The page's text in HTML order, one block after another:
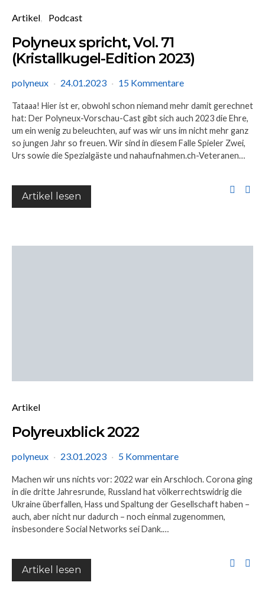
Artikel Podcast
Polyneux spricht, Vol. 71
(Kristallkugel-Edition 2023)
polyneux 24.01.2023 15 Kommentare
Tataaa! Hier ist er, obwohl schon niemand mehr damit gerechnet
hat: Der Polyneux-Vorschau-Cast gibt sich auch 2023 die Ehre,
um ein wenig zu beleuchten, auf was wir uns im nicht mehr ganz
so jungen Jahr so freuen. Wir sind in diesem Falle Spieler Zwei,
Urs sowie die Spezialgäste und nahaufnahmen.ch-Veteranen…
Artikel lesen
Artikel
Polyreuxblick 2022
polyneux 23.01.2023 5 Kommentare
Machen wir uns nichts vor: 2022 war ein Arschloch. Corona ging
in die dritte Jahresrunde, Russland hat völkerrechtswidrig die
Ukraine überfallen, Hass und Spaltung der Gesellschaft haben –
auch, aber nicht nur dadurch – noch einmal zugenommen,
insbesondere Social Networks sei Dank.…
Artikel lesen